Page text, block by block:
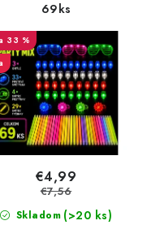
69ks
33 %
Skladom (>20 ks)
€4,99
€7,56